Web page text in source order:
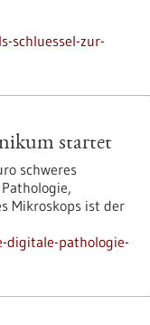
schluessel-zur-
startet
schweres
Mikroskops ist der
pathologie-